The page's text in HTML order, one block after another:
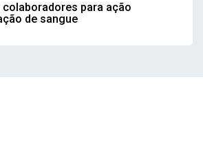
para ação
de sangue